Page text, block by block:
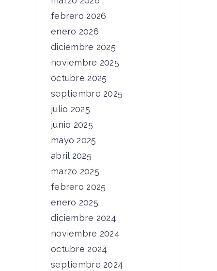
febrero 2026
enero 2026
diciembre 2025
noviembre 2025
octubre 2025
septiembre 2025
julio 2025
junio 2025
mayo 2025
abril 2025
marzo 2025
febrero 2025
enero 2025
diciembre 2024
noviembre 2024
octubre 2024
septiembre 2024